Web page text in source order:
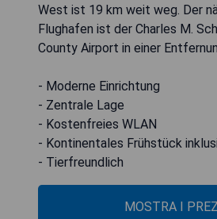
West ist 19 km weit weg. Der
Flughafen ist der Charles M.
County Airport in einer
- Moderne Einrichtung
- Zentrale Lage
- Kostenfreies WLAN
- Kontinentales Frühstück
- Tierfreundlich
MOSTRA I